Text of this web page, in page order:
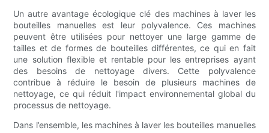
Un autre avantage écologique clé des machines à laver les
bouteilles manuelles est leur polyvalence. Ces machines
peuvent être utilisées pour nettoyer une large gamme de
tailles et de formes de bouteilles différentes, ce qui en fait
une solution flexible et rentable pour les entreprises ayant
des besoins de nettoyage divers. Cette polyvalence
contribue à réduire le besoin de plusieurs machines de
nettoyage, ce qui réduit l'impact environnemental global du
processus de nettoyage.
Dans l’ensemble, les machines à laver les bouteilles manuelles